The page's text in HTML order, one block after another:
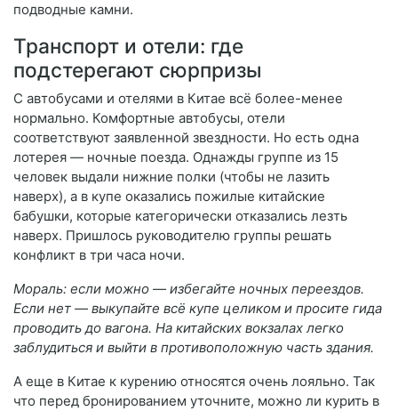
подводные камни.
Транспорт и отели: где
подстерегают сюрпризы
С автобусами и отелями в Китае всё более-менее
нормально. Комфортные автобусы, отели
соответствуют заявленной звездности. Но есть одна
лотерея — ночные поезда. Однажды группе из 15
человек выдали нижние полки (чтобы не лазить
наверх), а в купе оказались пожилые китайские
бабушки, которые категорически отказались лезть
наверх. Пришлось руководителю группы решать
конфликт в три часа ночи.
Мораль: если можно — избегайте ночных переездов.
Если нет — выкупайте всё купе целиком и просите гида
проводить до вагона. На китайских вокзалах легко
заблудиться и выйти в противоположную часть здания.
А еще в Китае к курению относятся очень лояльно. Так
что перед бронированием уточните, можно ли курить в